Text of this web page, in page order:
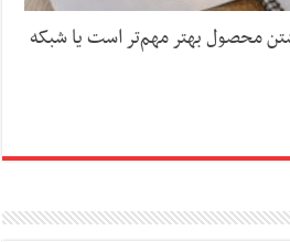
محصول بهتر مهم‌تر است یا شبکه